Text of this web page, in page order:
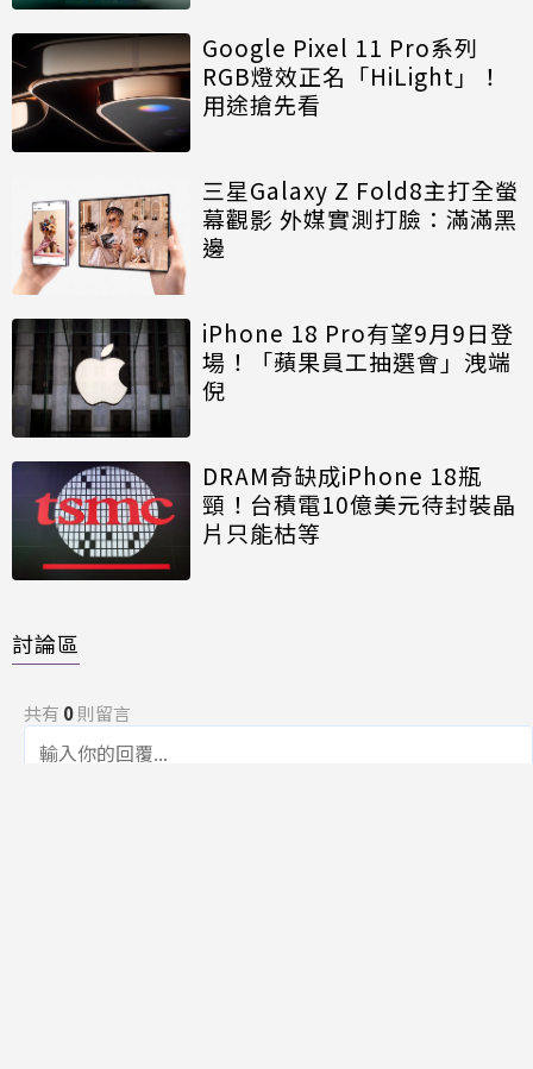
Google Pixel 11 Pro系列
RGB燈效正名「HiLight」！
用途搶先看
三星Galaxy Z Fold8主打全螢
幕觀影 外媒實測打臉：滿滿黑
邊
iPhone 18 Pro有望9月9日登
場！「蘋果員工抽選會」洩端
倪
DRAM奇缺成iPhone 18瓶
頸！台積電10億美元待封裝晶
片只能枯等
討論區
共有 0則留言